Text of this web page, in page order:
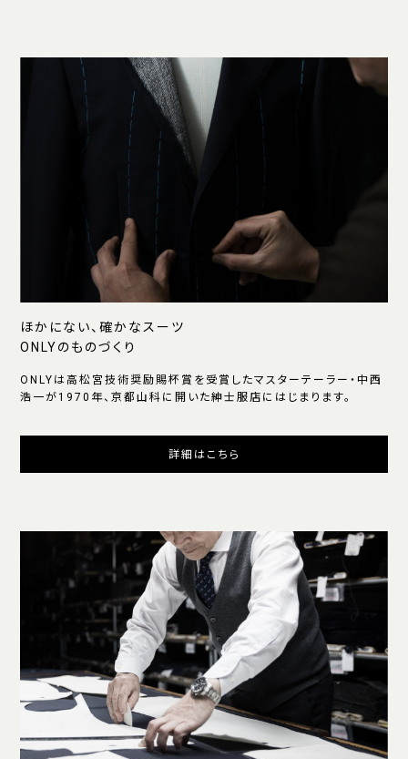
ほかにない、確かなスーツ
ONLYのものづくり
ONLYは高松宮技術奨励賜杯賞を受賞したマスターテーラー・中西
浩一が1970年、京都山科に開いた紳士服店にはじまります。
詳細はこちら